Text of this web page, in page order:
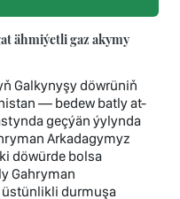
ähmiýetli gaz akymy
Galkynyşy döwrüniň
— bedew batly at-
geçýän ýylynda
Arkadagymyz
döwürde bolsa
Gahryman
durmuşa